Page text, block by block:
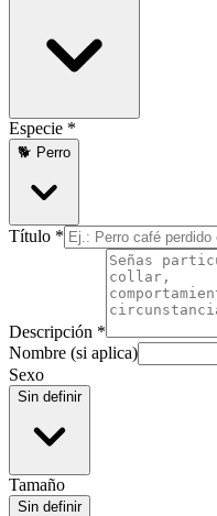
Especie *
🐕 Perro
Título *
Descripción *
Nombre (si aplica)
Sexo
Sin definir
Tamaño
Sin definir